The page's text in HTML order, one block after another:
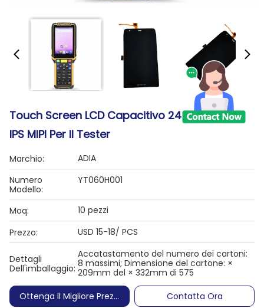
Touch Screen LCD Capacitivo 247PPI Di 6.0in
IPS MIPI Per Il Tester
Marchio:
ADIA
Numero
Modello:
YT060H001
Moq:
10 pezzi
Prezzo:
USD 15-18/ PCS
Dettagli
Dell'imballaggio:
Accatastamento del numero dei cartoni:
8 massimi; Dimensione del cartone: ×
209mm del × 332mm di 575
Ottenga Il Migliore Prezzo
Contatta Ora